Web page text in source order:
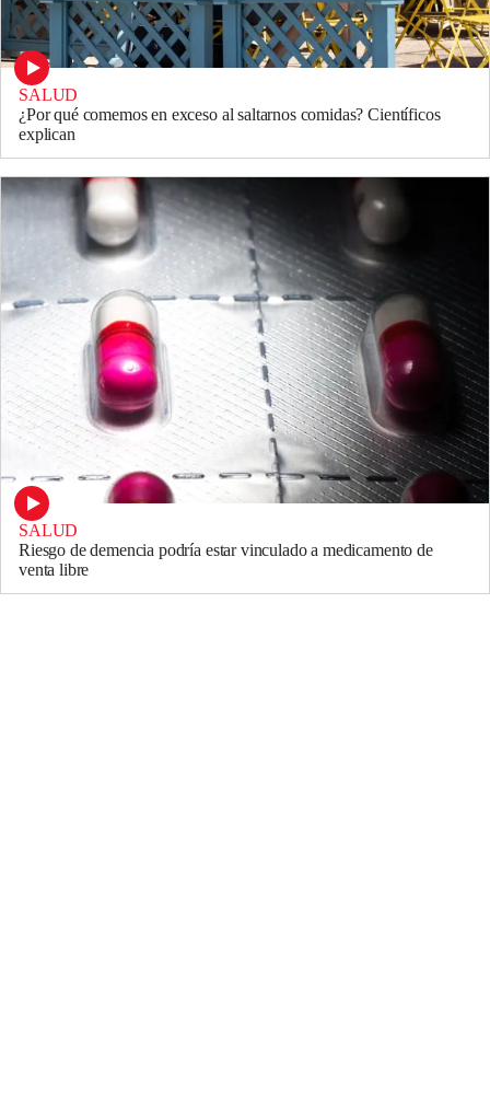
SALUD
¿Por qué comemos en exceso al saltarnos comidas? Científicos
explican
SALUD
Riesgo de demencia podría estar vinculado a medicamento de
venta libre